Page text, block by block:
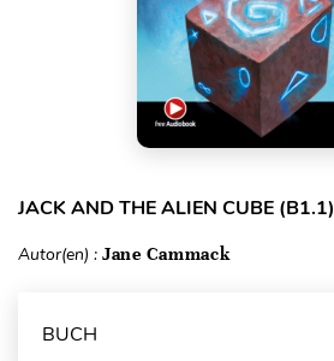
JACK AND THE ALIEN CUBE (B1.1)
Autor(en) : Jane Cammack
BUCH